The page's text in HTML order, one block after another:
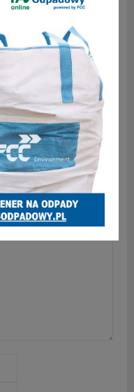
paradą i